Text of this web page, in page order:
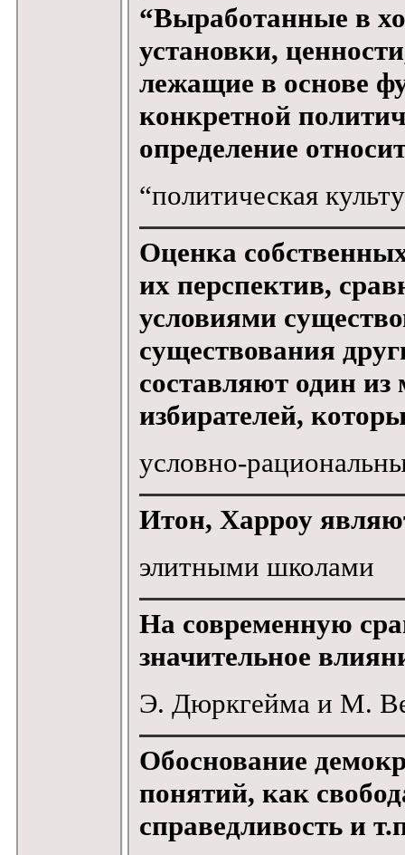
“Выработанные в
установки,
лежащие в основе
конкретной
определение
“политическая
Оценка
их перспектив,
условиями
существования
составляют один из
избирателей,
условно-
Итон, Харроу
элитными школами
На современную
значительное
Э. Дюркгейма и М.
Обоснование
понятий, как
справедливость и